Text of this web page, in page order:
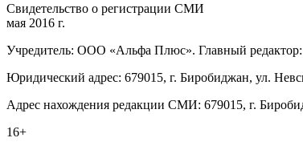
Свидетельство о регистрации СМИ
мая 2016 г.
Учредитель: ООО «Альфа Плюс». Главный
Юридический адрес: 679015, г. Биробиджан, ул.
Адрес нахождения редакции СМИ: 679015, г.
16+